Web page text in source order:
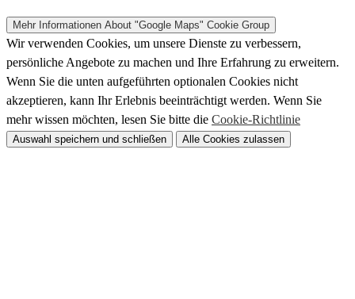
Mehr Informationen About "Google Maps" Cookie Group
Wir verwenden Cookies, um unsere Dienste zu verbessern,
persönliche Angebote zu machen und Ihre Erfahrung zu erweitern.
Wenn Sie die unten aufgeführten optionalen Cookies nicht
akzeptieren, kann Ihr Erlebnis beeinträchtigt werden. Wenn Sie
mehr wissen möchten, lesen Sie bitte die Cookie-Richtlinie
Auswahl speichern und schließen Alle Cookies zulassen